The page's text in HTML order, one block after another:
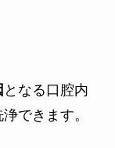
となる口腔内
できます。